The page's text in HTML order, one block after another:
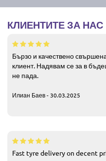
КЛИЕНТИТЕ ЗА НАС
Бързо и качествено
клиент. Надявам се за в
не пада.
Илиан Баев - 30.03.2025
Fast tyre delivery on decent